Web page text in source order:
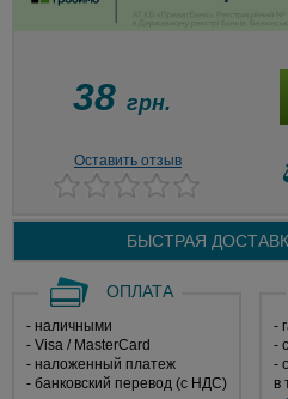
38 грн.
Оставить отзыв
БЫСТРАЯ
ОПЛАТА
- наличными
- Visa / MasterCard
- наложенный платеж
- банковский перевод (с НДС)
-
-
-
в